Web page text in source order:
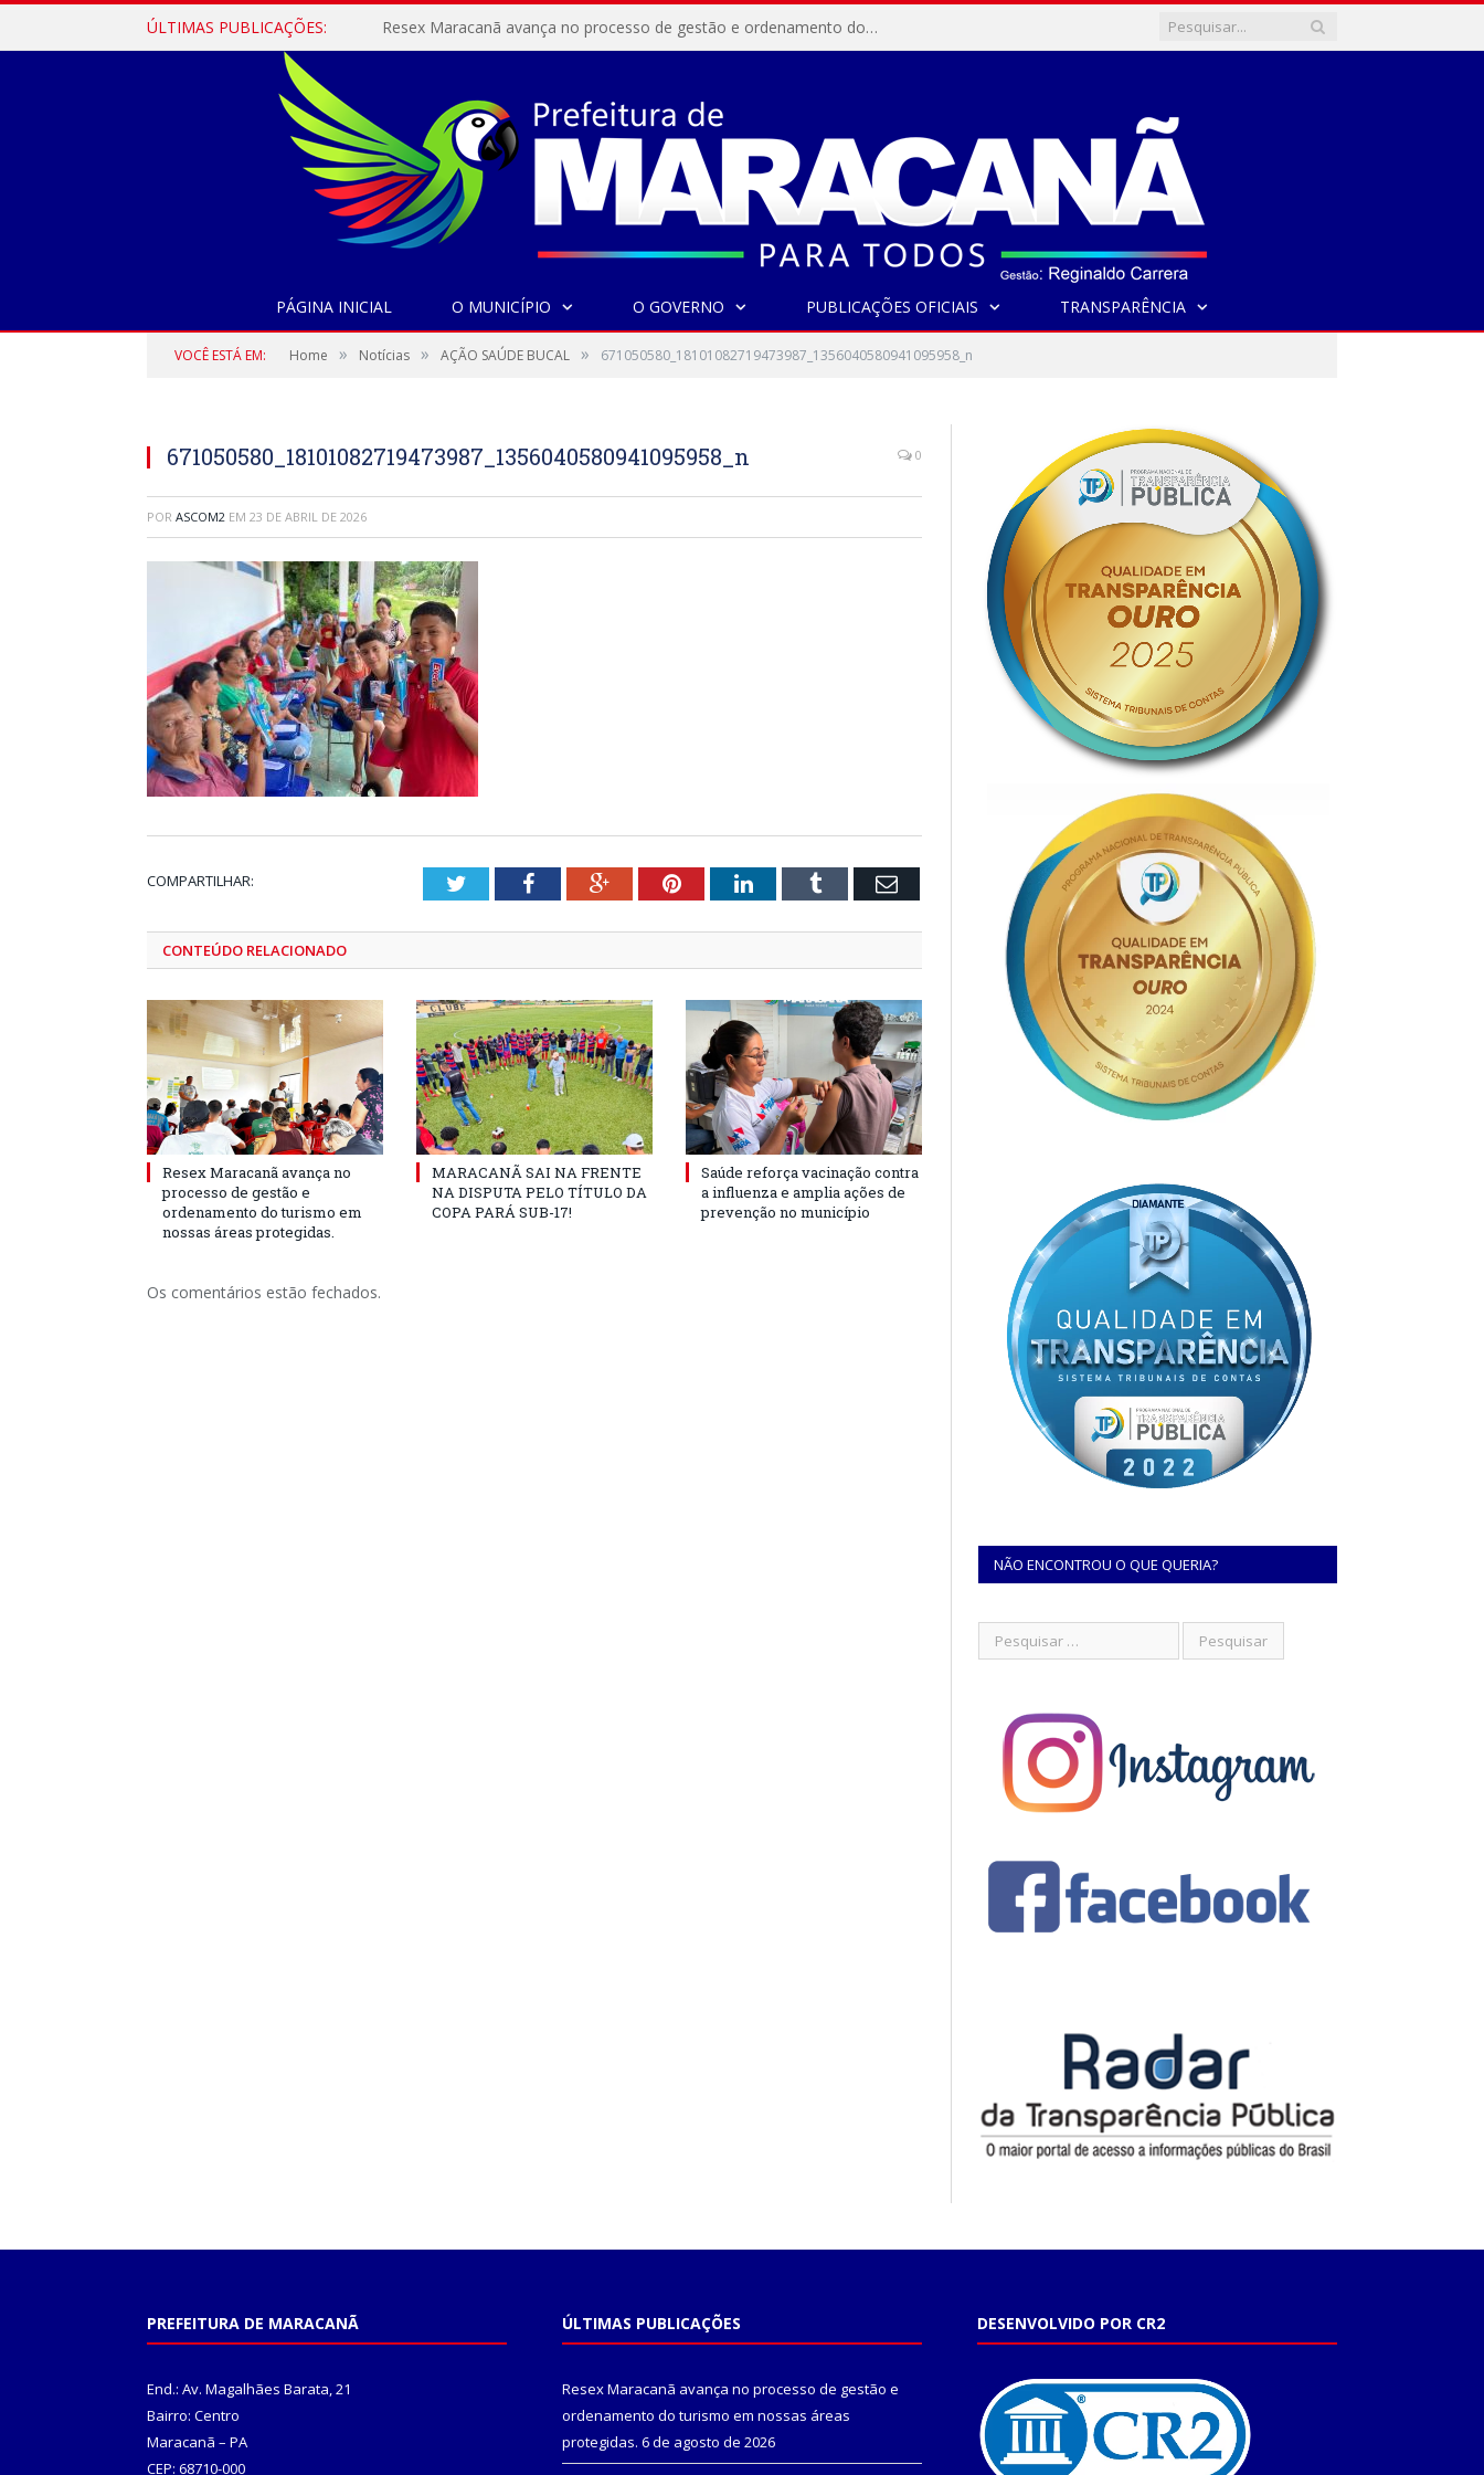
ÚLTIMAS PUBLICAÇÕES: Resex Maracanã avança no processo de gestão e ordenamento do turismo em nossas áreas protegidas.
PÁGINA INICIAL O MUNICÍPIO O GOVERNO PUBLICAÇÕES OFICIAIS TRANSPARÊNCIA
VOCÊ ESTÁ EM: Home » Notícias » AÇÃO SAÚDE BUCAL » 671050580_18101082719473987_1356040580941095958_n
671050580_18101082719473987_1356040580941095958_n 0
POR ASCOM2 EM 23 DE ABRIL DE 2026
COMPARTILHAR: TwitterFacebookGoogle+PinterestLinkedInTumblr Email
CONTEÚDO RELACIONADO
Resex Maracanã avança no
processo de gestão e
ordenamento do turismo em
nossas áreas protegidas.
MARACANÃ SAI NA FRENTE
NA DISPUTA PELO TÍTULO DA
COPA PARÁ SUB-17!
Saúde reforça vacinação contra
a influenza e amplia ações de
prevenção no município
Os comentários estão fechados.
NÃO ENCONTROU O QUE QUERIA?
PREFEITURA DE MARACANÃ
End.: Av. Magalhães Barata, 21
Bairro: Centro
Maracanã – PA
CEP: 68710-000
ÚLTIMAS PUBLICAÇÕES
Resex Maracanã avança no processo de gestão e
ordenamento do turismo em nossas áreas
protegidas. 6 de agosto de 2026
DESENVOLVIDO POR CR2